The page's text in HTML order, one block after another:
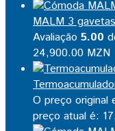
MALM 3
Avaliação 5.00
24,900.00 MZN
O preço original
preço atual é: